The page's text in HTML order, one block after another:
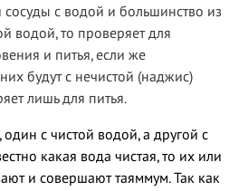
сосуды с водой и большинство из
водой, то проверяет для
и питья, если же
будут с нечистой (наджис)
лишь для питья.
один с чистой водой, а другой с
какая вода чистая, то их или
и совершают таяммум. Так как